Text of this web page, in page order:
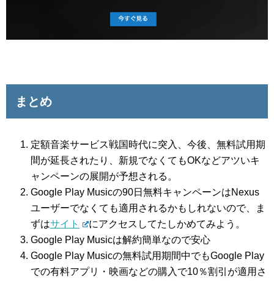
まとめ
定額音楽サービス戦国時代に突入、今後、無料試用期
間が延長されたり、新規でなくてもOKなどアツいキ
ャンペーンの展開が予想される。
Google Play Musicの90日無料キャンペーンはNexus
ユーザーでなくても適用されるかもしれないので、ま
ずはサイト
にアクセスしてたしかめてみよう。
Google Play Musicは解約簡単なので安心
Google Play Musicの無料試用期間中でもGoogle Play
での有料アプリ・映画などの購入で10％割引が適用さ